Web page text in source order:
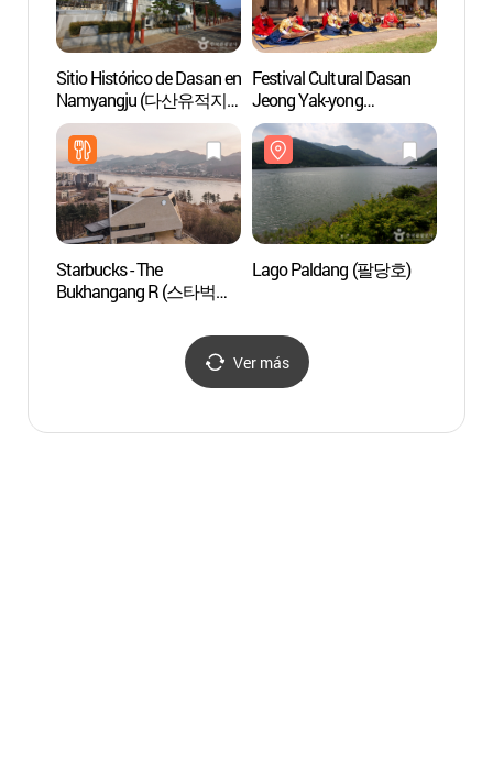
Sitio Histórico de Dasan en
Namyangju (다산유적지
(남양주))
Festival Cultural Dasan
Jeong Yak-yong
(다산정약용문화제)
Starbucks - The
Bukhangang R (스타벅스
Lago Paldang (팔당호)
Ver más